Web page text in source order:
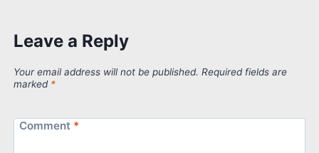
Leave a Reply
Your email address will not be published. Required fields are
marked *
Comment *